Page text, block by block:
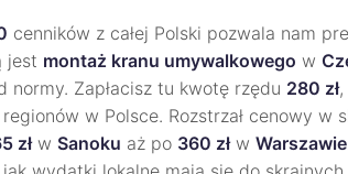
cenników z całej Polski pozwala nam
jest montaż kranu umywalkowego w
normy. Zapłacisz tu kwotę rzędu 280 zł,
w Polsce. Rozstrzał cenowy w
złw Sanoku aż po 360 złw Warszawie